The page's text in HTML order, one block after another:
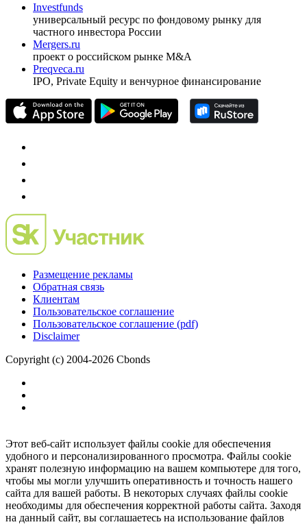
Investfunds
универсальный ресурс по фондовому рынку для
частного инвестора России
Mergers.ru
проект о российском рынке M&A
Preqveca.ru
IPO, Private Equity и венчурное финансирование
Размещение рекламы
Обратная связь
Клиентам
Пользовательское соглашение
Пользовательское соглашение (pdf)
Disclaimer
Copyright (c) 2004-2026 Cbonds
Этот веб-сайт использует файлы cookie для обеспечения
удобного и персонализированного просмотра. Файлы cookie
хранят полезную информацию на вашем компьютере для того,
чтобы мы могли улучшить оперативность и точность нашего
сайта для вашей работы. В некоторых случаях файлы cookie
необходимы для обеспечения корректной работы сайта. Заходя
на данный сайт, вы соглашаетесь на использование файлов